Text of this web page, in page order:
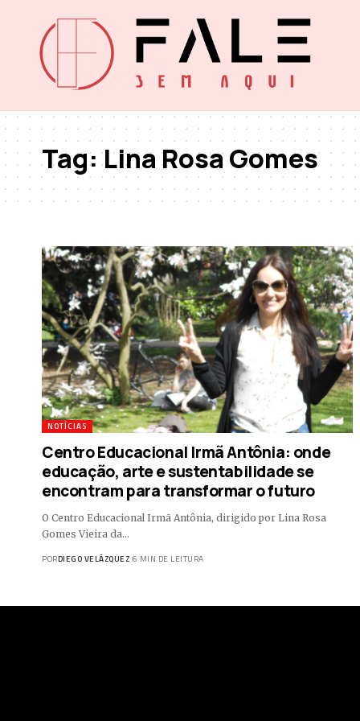
Tag:Lina Rosa Gomes
NOTÍCIAS
Centro Educacional Irmã Antônia: onde
educação, arte e sustentabilidade se
encontram para transformar o futuro
O Centro Educacional Irmã Antônia, dirigido por Lina Rosa
Gomes Vieira da…
PORDIEGO VELÁZQUEZ 6 MIN DE LEITURA